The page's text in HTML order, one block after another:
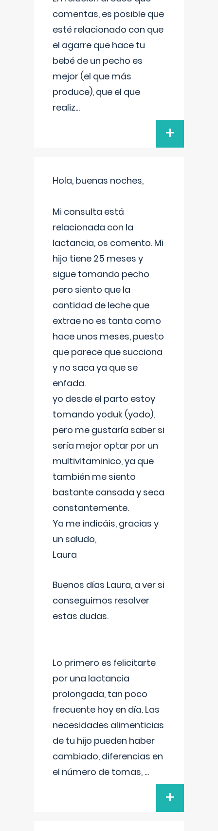
comentas, es posible que
esté relacionado con que
el agarre que hace tu
bebé de un pecho es
mejor (el que más
produce), que el que
realiz...
+
Hola, buenas noches,
Mi consulta está
relacionada con la
lactancia, os comento. Mi
hijo tiene 25 meses y
sigue tomando pecho
pero siento que la
cantidad de leche que
extrae no es tanta como
hace unos meses, puesto
que parece que succiona
y no saca ya que se
enfada.
yo desde el parto estoy
tomando yoduk (yodo),
pero me gustaría saber si
sería mejor optar por un
multivitaminico, ya que
también me siento
bastante cansada y seca
constantemente.
Ya me indicáis, gracias y
un saludo,
Laura
Buenos días Laura, a ver si
conseguimos resolver
estas dudas.
Lo primero es felicitarte
por una lactancia
prolongada, tan poco
frecuente hoy en día. Las
necesidades alimenticias
de tu hijo pueden haber
cambiado, diferencias en
el número de tomas, ...
+